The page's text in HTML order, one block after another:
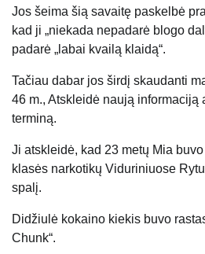
Jos šeima šią savaitę paskelbė
kad ji „niekada nepadarė blogo
padarė „labai kvailą klaidą“.
Tačiau dabar jos širdį skaudanti
46 m., Atskleidė naują informaciją
terminą.
Ji atskleidė, kad 23 metų Mia
klasės narkotikų Viduriniuose
spalį.
Didžiulė kokaino kiekis buvo
Chunk“.